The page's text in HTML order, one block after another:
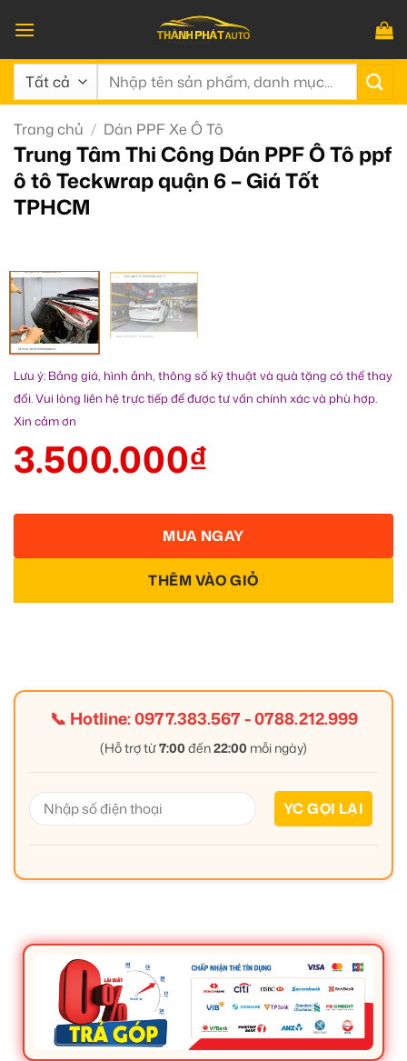
qua
nội
dung
Tìm
Trang chủ / Dán PPF Xe Ô Tô
Trung Tâm Thi Công Dán PPF Ô Tô ppf
ô tô Teckwrap quận 6 – Giá Tốt
TPHCM
Lưu ý: Bảng giá, hình ảnh, thông số kỹ thuật và quà tặng có thể thay
đổi. Vui lòng liên hệ trực tiếp để được tư vấn chính xác và phù hợp.
Xin cảm ơn
3.500.000₫
THÊM VÀO GIỎ
MUA NGAY
📞 Hotline:0977.383.567-0788.212.999
(Hỗ trợ từ7:00 đến22:00 mỗi ngày)